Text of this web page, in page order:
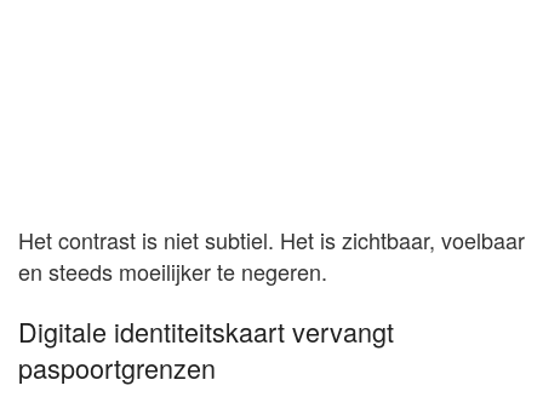
Het contrast is niet subtiel. Het is zichtbaar, voelbaar
en steeds moeilijker te negeren.
Digitale identiteitskaart vervangt
paspoortgrenzen